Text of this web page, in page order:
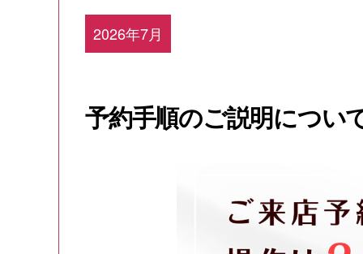
2026年7月
予約手順のご説明につい